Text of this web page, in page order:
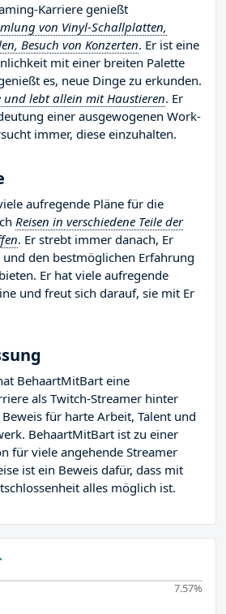
Karriere genießt
von Vinyl-Schallplatten,
Besuch von Konzerten. Er ist eine
mit einer breiten Palette
es, neue Dinge zu erkunden.
und lebt allein mit Haustieren. Er
einer ausgewogenen Work-
immer, diese einzuhalten.
aufregende Pläne für die
Reisen in verschiedene Teile der
. Er strebt immer danach, Er
den bestmöglichen Erfahrung
Er hat viele aufregende
und freut sich darauf, sie mit Er
BehaartMitBart eine
als Twitch-Streamer hinter
für harte Arbeit, Talent und
BehaartMitBart ist zu einer
für viele angehende Streamer
ist ein Beweis dafür, dass mit
alles möglich ist.
7.57%